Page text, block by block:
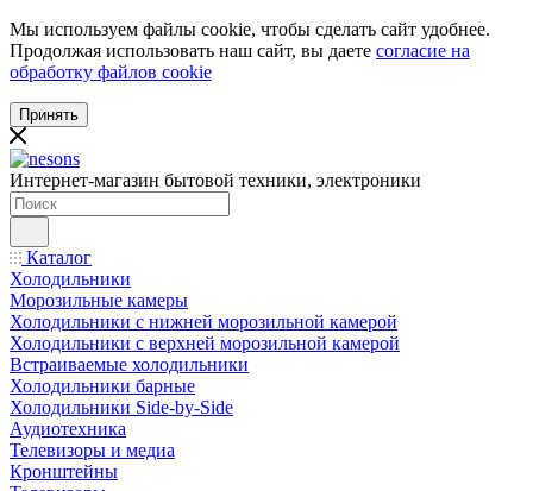
Мы используем файлы cookie, чтобы сделать сайт удобнее.
Продолжая использовать наш сайт, вы даете согласие на
обработку файлов cookie
Принять
Интернет-магазин бытовой техники, электроники
Каталог
Холодильники
Морозильные камеры
Холодильники с нижней морозильной камерой
Холодильники с верхней морозильной камерой
Встраиваемые холодильники
Холодильники барные
Холодильники Side-by-Side
Аудиотехника
Телевизоры и медиа
Кронштейны